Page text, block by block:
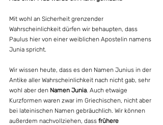
Mit wohl an Sicherheit grenzender
Wahrscheinlichkeit dürfen wir behaupten, dass
Paulus hier von einer weiblichen Apostelin namens
Junia spricht.
Wir wissen heute, dass es den Namen Junius in der
Antike aller Wahrscheinlichkeit nach nicht gab, sehr
wohl aber den Namen Junia . Auch etwaige
Kurzformen waren zwar im Griechischen, nicht aber
bei lateinischen Namen gebräuchlich. Wir können
außerdem nachvollziehen, dass frühere